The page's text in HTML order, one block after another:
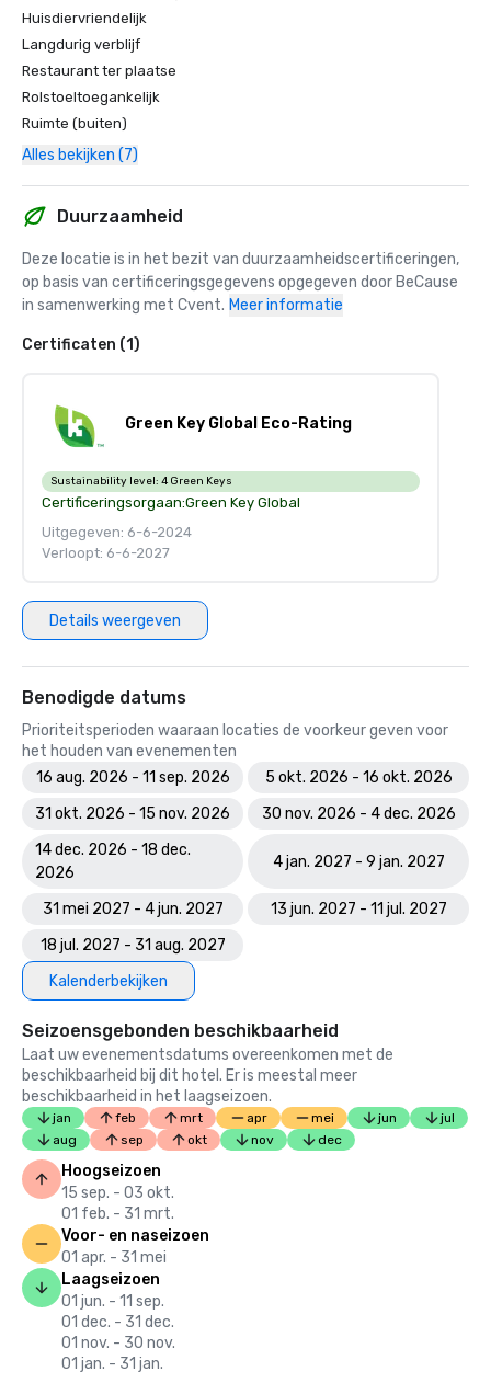
Huisdiervriendelijk
Langdurig verblijf
Restaurant ter plaatse
Rolstoeltoegankelijk
Ruimte (buiten)
Alles bekijken (7)
Duurzaamheid
Deze locatie is in het bezit van duurzaamheidscertificeringen,
op basis van certificeringsgegevens opgegeven door BeCause
in samenwerking met Cvent. Meer informatie
Certificaten (1)
Green Key Global Eco-Rating
Sustainability level: 4 Green Keys
Certificeringsorgaan:Green Key Global
Uitgegeven: 6-6-2024
Verloopt: 6-6-2027
Details weergeven
Benodigde datums
Prioriteitsperioden waaraan locaties de voorkeur geven voor
het houden van evenementen
16 aug. 2026 - 11 sep. 2026
5 okt. 2026 - 16 okt. 2026
31 okt. 2026 - 15 nov. 2026
30 nov. 2026 - 4 dec. 2026
14 dec. 2026 - 18 dec.
2026
4 jan. 2027 - 9 jan. 2027
31 mei 2027 - 4 jun. 2027
13 jun. 2027 - 11 jul. 2027
18 jul. 2027 - 31 aug. 2027
Kalenderbekijken
Seizoensgebonden beschikbaarheid
Laat uw evenementsdatums overeenkomen met de
beschikbaarheid bij dit hotel. Er is meestal meer
beschikbaarheid in het laagseizoen.
jan feb mrt apr mei jun
jul
aug
sep okt nov dec
Hoogseizoen
15 sep. - 03 okt.
01 feb. - 31 mrt.
Voor- en naseizoen
01 apr. - 31 mei
Laagseizoen
01 jun. - 11 sep.
01 dec. - 31 dec.
01 nov. - 30 nov.
01 jan. - 31 jan.